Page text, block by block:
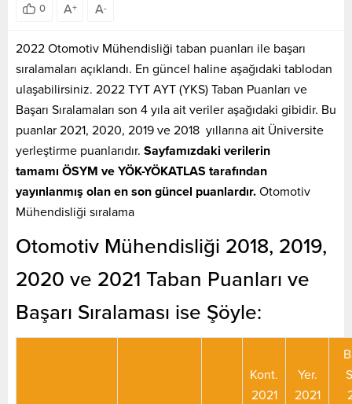
0 A+ A-
2022 Otomotiv Mühendisliği taban puanları ile başarı
sıralamaları açıklandı. En güncel haline aşağıdaki tablodan
ulaşabilirsiniz. 2022 TYT AYT (YKS) Taban Puanları ve
Başarı Sıralamaları son 4 yıla ait veriler aşağıdaki gibidir. Bu
puanlar 2021, 2020, 2019 ve 2018 yıllarına ait Üniversite
yerleştirme puanlarıdır. Sayfamızdaki verilerin
tamamı ÖSYM ve YÖK-YÖKATLAS tarafından
yayınlanmış olan en son güncel puanlardır. Otomotiv
Mühendisliği sıralama
Otomotiv Mühendisliği 2018, 2019,
2020 ve 2021 Taban Puanları ve
Başarı Sıralaması ise Şöyle:
Kont.
2021
Yer.
2021